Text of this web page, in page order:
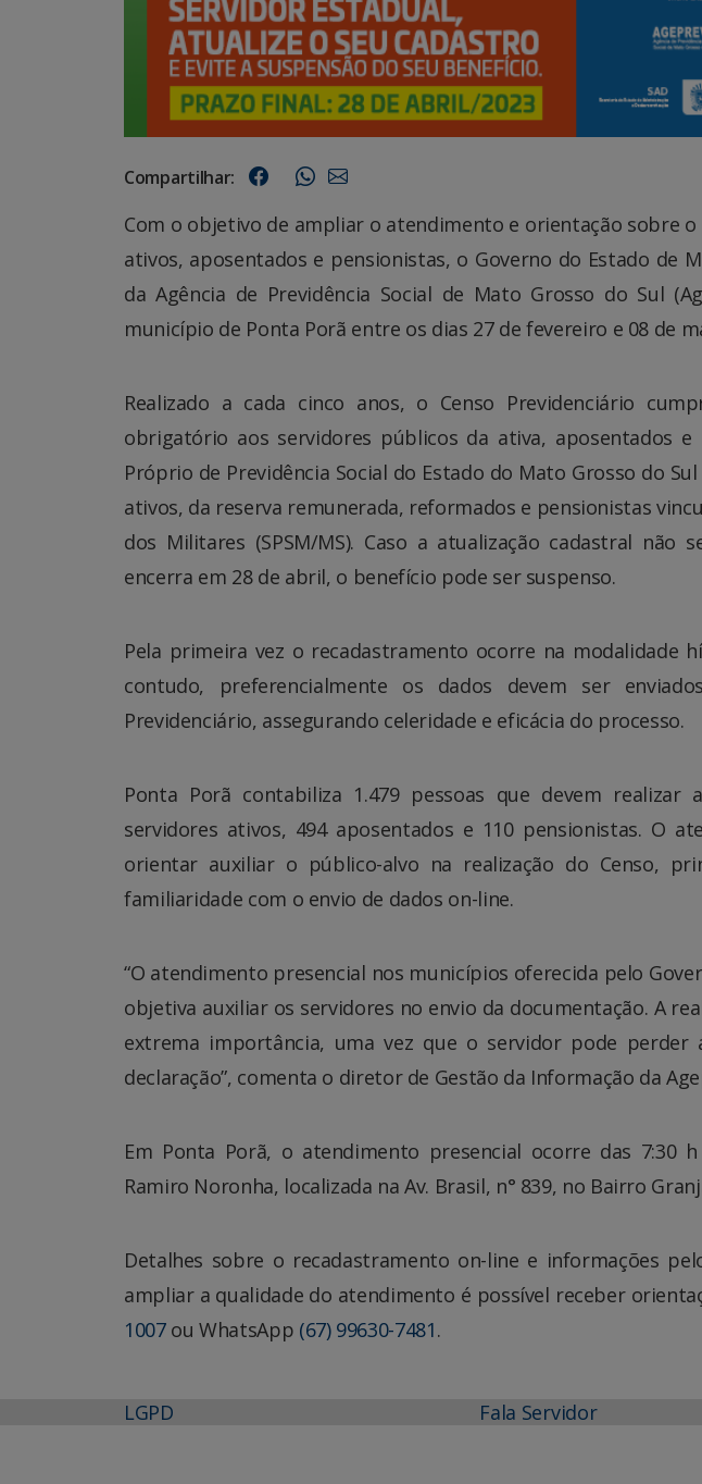
Compartilhar:
Com o objetivo de ampliar o atendimento e orientação sobre o
ativos, aposentados e pensionistas, o Governo do Estado de
da Agência de Previdência Social de Mato Grosso do Sul
município de Ponta Porã entre os dias 27 de fevereiro e 08 de
Realizado a cada cinco anos, o Censo Previdenciário
obrigatório aos servidores públicos da ativa, aposentados e
Próprio de Previdência Social do Estado do Mato Grosso do
ativos, da reserva remunerada, reformados e pensionistas
dos Militares (SPSM/MS). Caso a atualização cadastral não
encerra em 28 de abril, o benefício pode ser suspenso.
Pela primeira vez o recadastramento ocorre na modalidade
contudo, preferencialmente os dados devem ser
Previdenciário, assegurando celeridade e eficácia do processo.
Ponta Porã contabiliza 1.479 pessoas que devem realizar
servidores ativos, 494 aposentados e 110 pensionistas. O
orientar auxiliar o público-alvo na realização do Censo,
familiaridade com o envio de dados on-line.
“O atendimento presencial nos municípios oferecida pelo
objetiva auxiliar os servidores no envio da documentação. A
extrema importância, uma vez que o servidor pode perder
declaração”, comenta o diretor de Gestão da Informação da
Em Ponta Porã, o atendimento presencial ocorre das 7:30
Ramiro Noronha, localizada na Av. Brasil, n° 839, no Bairro
Detalhes sobre o recadastramento on-line e informações
ampliar a qualidade do atendimento é possível receber
1007ou WhatsApp (67) 99630-7481.
LGPD Fala Servidor